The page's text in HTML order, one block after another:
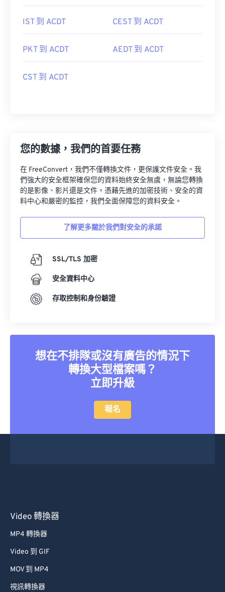
IST 到 ACDT CEST 到 ACDT
PKT 到 ACDT AEDT 到 ACDT
CST 到 ACDT
您的數據，我們的首要任務
在 FreeConvert，我們不僅轉換文件，更保護文件安全。我
們強大的安全框架確保您的資料始終安全無虞，無論您轉換
的是影像、影片還是文件。憑藉先進的加密技術、安全的資
料中心和嚴密的監控，我們全面保障您的資料安全。
了解更多關於我們對安全的承諾
SSL/TLS 加密
安全資料中心
存取控制和身份驗證
想在不排隊或沒有廣告的情況下
轉換大型檔案嗎？
立即升級
報名
Video 轉換器
MP4 轉換器
Video 到 GIF
MOV 到 MP4
視訊轉換器